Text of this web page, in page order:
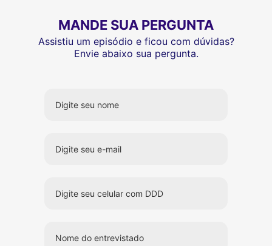
MANDE SUA PERGUNTA
Assistiu um episódio e ficou com dúvidas?
Envie abaixo sua pergunta.